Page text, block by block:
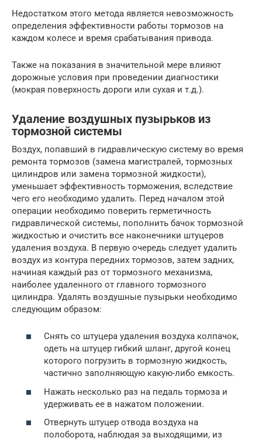
Недостатком этого метода является невозможность
определения эффективности работы тормозов на
каждом колесе и время срабатывания привода.
Также на показания в значительной мере влияют
дорожные условия при проведении диагностики
(мокрая поверхность дороги или сухая и т.д.).
Удаление воздушных пузырьков из
тормозной системы
Воздух, попавший в гидравлическую систему во время
ремонта тормозов (замена магистралей, тормозных
цилиндров или замена тормозной жидкости),
уменьшает эффективность торможения, вследствие
чего его необходимо удалить. Перед началом этой
операции необходимо поверить герметичность
гидравлической системы, пополнить бачок тормозной
жидкостью и очистить все наконечники штуцеров
удаления воздуха. В первую очередь следует удалить
воздух из контура передних тормозов, затем задних,
начиная каждый раз от тормозного механизма,
наиболее удаленного от главного тормозного
цилиндра. Удалять воздушные пузырьки необходимо
следующим образом:
Снять со штуцера удаления воздуха колпачок,
одеть на штуцер гибкий шланг, другой конец
которого погрузить в тормозную жидкость,
частично заполняющую какую-либо емкость.
Нажать несколько раз на педаль тормоза и
удерживать ее в нажатом положении.
Отвернуть штуцер отвода воздуха на
полоборота, наблюдая за выходящими, из